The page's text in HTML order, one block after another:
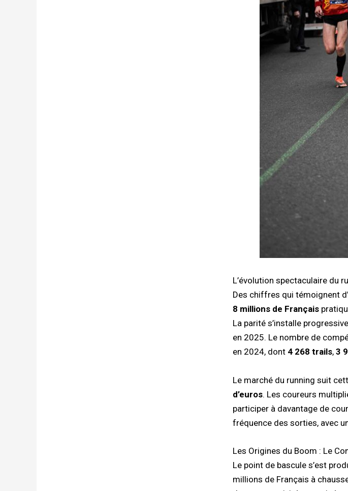
L’évolution spectaculaire du
Des chiffres qui témoignent
8 millions de Français
La parité s’installe
en 2025. Le nombre de
en 2024, dont 4 268 trails, 3
Le marché du running suit
d’euros. Les coureurs
participer à davantage de
fréquence des sorties, avec
Les Origines du Boom : Le
Le point de bascule s’est
millions de Français à